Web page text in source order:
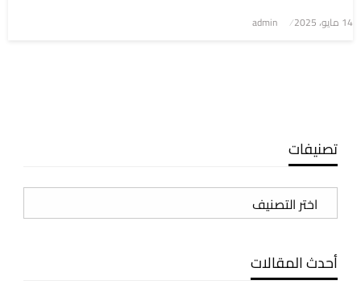
نُشر
14 مايو، 2025 admin
تصنيفات
تصنيفات
أحدث المقالات